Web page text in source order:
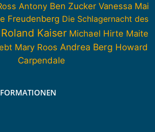
Antony Ben Zucker Vanessa Mai
Freudenberg Die Schlagernacht des
Roland Kaiser Michael Hirte Maite
Mary Roos Andrea Berg Howard
Carpendale